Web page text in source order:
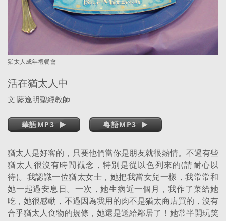
猶太人成年禮餐會
活在猶太人中
文 ∣藍逸明聖經教師
華語MP3 粵語MP3
猶太人是好客的，只要他們當你是朋友就很熱情。不過有些
猶太人很沒有時間觀念，特別是從以色列來的(請耐心以
待)。我認識一位猶太女士，她把我當女兒一樣，我常常和
她一起過安息日。一次，她生病近一個月，我作了菜給她
吃，她很感動，不過因為我用的肉不是猶太商店買的，沒有
合乎猶太人食物的規條，她還是送給鄰居了！她常半開玩笑